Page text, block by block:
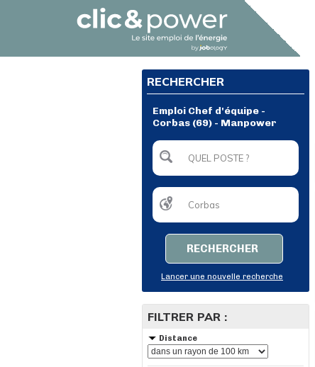
RECHERCHER
Emploi Chef d'équipe -
Corbas (69) - Manpower
RECHERCHER
Lancer une nouvelle recherche
FILTRER PAR :
Distance